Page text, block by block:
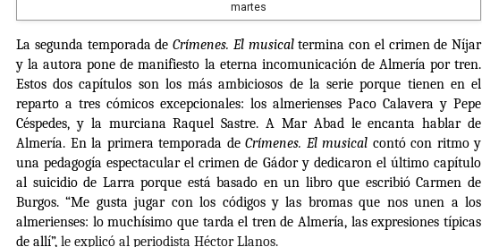
martes
La segunda temporada de Crímenes. El musicaltermina con el crimen de Níjar
y la autora pone de manifiesto la eterna incomunicación de Almería por tren.
Estos dos capítulos son los más ambiciosos de la serie porque tienen en el
reparto a tres cómicos excepcionales: los almerienses Paco Calavera y Pepe
Céspedes, y la murciana Raquel Sastre. A Mar Abad le encanta hablar de
Almería. En la primera temporada de Crímenes. El musical contó con ritmo y
una pedagogía espectacular el crimen de Gádor y dedicaron el último capítulo
al suicidio de Larra porque está basado en un libro que escribió Carmen de
Burgos. “Me gusta jugar con los códigos y las bromas que nos unen a los
almerienses: lo muchísimo que tarda el tren de Almería, las expresiones típicas
de allí”, le explicó al periodista Héctor Llanos.